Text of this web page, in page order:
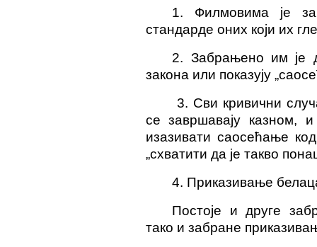
1. Филмовима је
стандарде оних који их
2. Забрањено им је
закона или показују
3. Сви кривични
се завршавају казном,
изазивати саосећање
„схватити да је такво
4. Приказивање
Постоје и друге
тако и забране